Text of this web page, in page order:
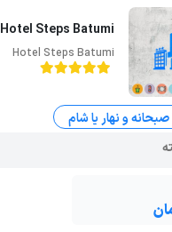
Hotel Steps Batumi
Hotel Steps Batumi
صبحانه و نهار یا شام